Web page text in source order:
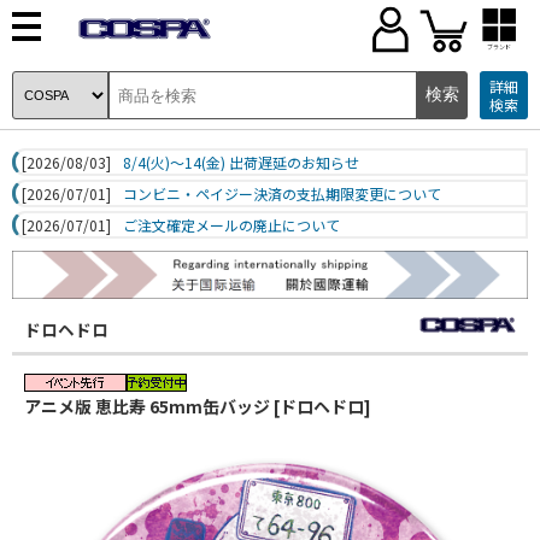
ブランド
詳細
検索
[2026/08/03]
8/4(火)～14(金) 出荷遅延のお知らせ
[2026/07/01]
コンビニ・ペイジー決済の支払期限変更について
[2026/07/01]
ご注文確定メールの廃止について
ドロヘドロ
アニメ版 恵比寿 65mm缶バッジ [ドロヘドロ]